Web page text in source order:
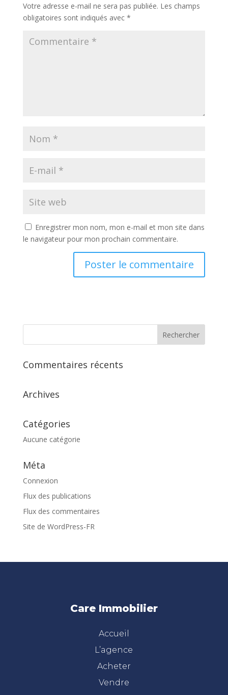
Votre adresse e-mail ne sera pas publiée. Les champs
obligatoires sont indiqués avec *
Enregistrer mon nom, mon e-mail et mon site dans
le navigateur pour mon prochain commentaire.
Commentaires récents
Archives
Catégories
Aucune catégorie
Méta
Connexion
Flux des publications
Flux des commentaires
Site de WordPress-FR
Care Immobilier
Accueil
L’agence
Acheter
Vendre